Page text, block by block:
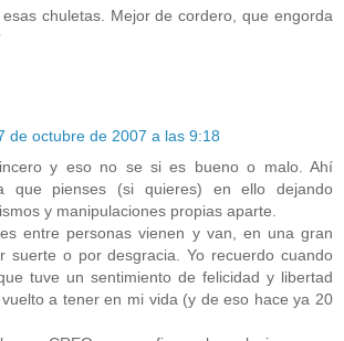
chuletas. Mejor de cordero, que engorda
de octubre de 2007 a las 9:18
y eso no se si es bueno o malo. Ahí
que pienses (si quieres) en ello dejando
y manipulaciones propias aparte.
entre personas vienen y van, en una gran
suerte o por desgracia. Yo recuerdo cuando
tuve un sentimiento de felicidad y libertad
a tener en mi vida (y de eso hace ya 20